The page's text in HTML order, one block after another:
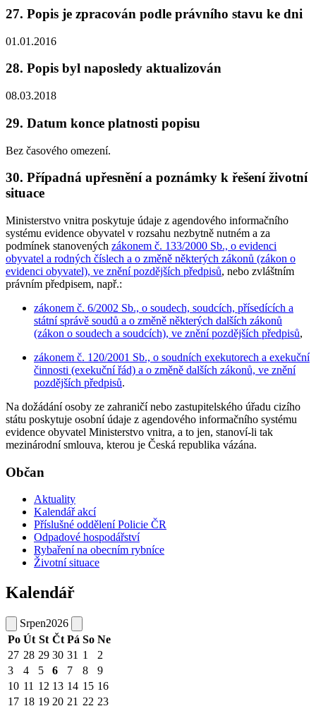
27. Popis je zpracován podle právního stavu ke dni
01.01.2016
28. Popis byl naposledy aktualizován
08.03.2018
29. Datum konce platnosti popisu
Bez časového omezení.
30. Případná upřesnění a poznámky k řešení životní
situace
Ministerstvo vnitra poskytuje údaje z agendového informačního
systému evidence obyvatel v rozsahu nezbytně nutném a za
podmínek stanovených zákonem č. 133/2000 Sb., o evidenci
obyvatel a rodných číslech a o změně některých zákonů (zákon o
evidenci obyvatel), ve znění pozdějších předpisů, nebo zvláštním
právním předpisem, např.:
zákonem č. 6/2002 Sb., o soudech, soudcích, přísedících a
státní správě soudů a o změně některých dalších zákonů
(zákon o soudech a soudcích), ve znění pozdějších předpisů,
zákonem č. 120/2001 Sb., o soudních exekutorech a exekuční
činnosti (exekuční řád) a o změně dalších zákonů, ve znění
pozdějších předpisů.
Na dožádání osoby ze zahraničí nebo zastupitelského úřadu cizího
státu poskytuje osobní údaje z agendového informačního systému
evidence obyvatel Ministerstvo vnitra, a to jen, stanoví-li tak
mezinárodní smlouva, kterou je Česká republika vázána.
Občan
Aktuality
Kalendář akcí
Příslušné oddělení Policie ČR
Odpadové hospodářství
Rybaření na obecním rybníce
Životní situace
Kalendář
Srpen2026
Po Út St Čt Pá So Ne
27 28 29 30 31 1
2
3
4 5 6 7 8
9
10 11 12 13 14 15 16
17 18 19 20 21 22 23